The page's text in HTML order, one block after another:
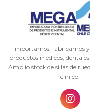
Importamos, fabricamos
productos médicos,
Amplio stock de sillas de
clínico.